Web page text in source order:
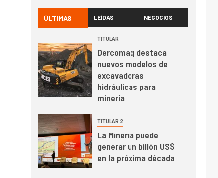
Codelco Ventanas
prueba camión 100%
eléctrico para
transportar cátodos al
Puerto de San Antonio
2 I+D
Producción minera en
mayo de 2026 cae
10,6%
3
PIB minero impacta el
crecimiento regional:
Banco Central reporta
resultados dispares en
ÚLTIMAS LEÍDAS NEGOCIOS
TITULAR
Dercomaq destaca
nuevos modelos de
excavadoras
hidráulicas para
minería
TITULAR 2
La Minería puede
generar un billón US$
en la próxima década